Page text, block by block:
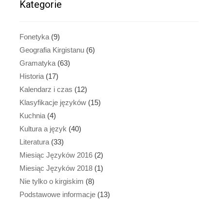
Kategorie
Fonetyka (9)
Geografia Kirgistanu (6)
Gramatyka (63)
Historia (17)
Kalendarz i czas (12)
Klasyfikacje języków (15)
Kuchnia (4)
Kultura a język (40)
Literatura (33)
Miesiąc Języków 2016 (2)
Miesiąc Języków 2018 (1)
Nie tylko o kirgiskim (8)
Podstawowe informacje (13)